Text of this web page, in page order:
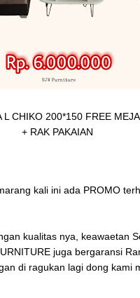
L CHIKO 200*150 FREE
+ RAK PAKAIAN
kali ini ada PROMO
kualitas nya, keawaetan
juga bergaransi
di ragukan lagi dong kami